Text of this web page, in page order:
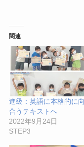
関連
進級：英語に本格的に
合うテキストへ
2022年9月24日
STEP3